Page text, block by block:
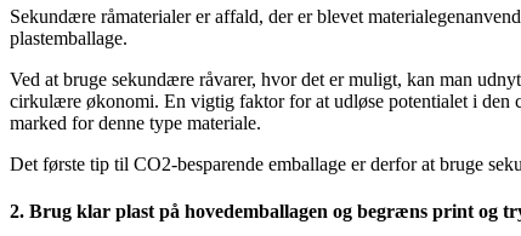
Sekundære råmaterialer er affald, der er blevet
plastemballage.
Ved at bruge sekundære råvarer, hvor det er muligt, kan man
cirkulære økonomi. En vigtig faktor for at udløse potentialet i den
marked for denne type materiale.
Det første tip til CO2-besparende emballage er derfor at bruge
2. Brug klar plast på hovedemballagen og begræns print og